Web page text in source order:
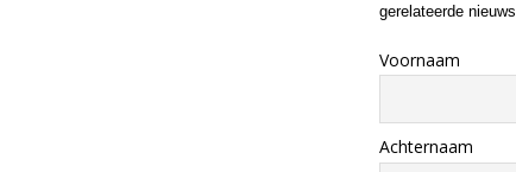
gerelateerde nieuws.
Voornaam
Achternaam